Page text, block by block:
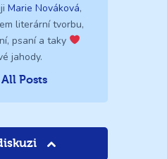
Marie Nováková,
literární tvorbu,
psaní a taky
jahody.
Posts